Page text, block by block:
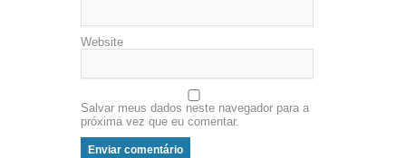
Website
Salvar meus dados neste navegador para a
próxima vez que eu comentar.